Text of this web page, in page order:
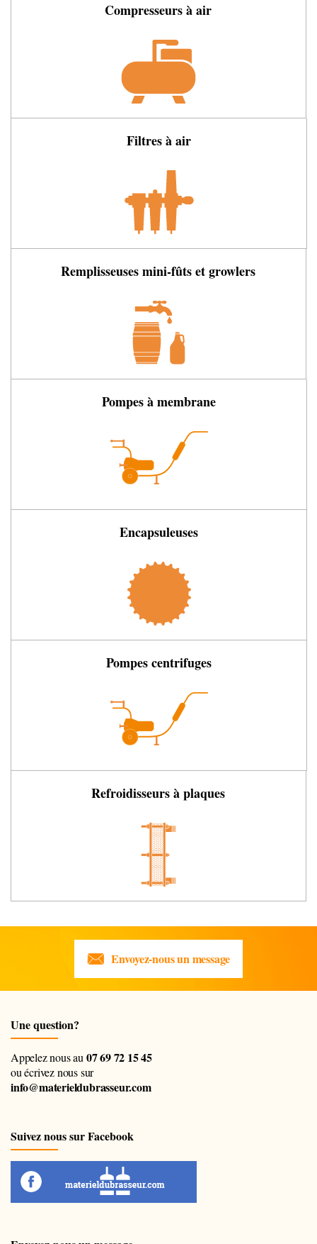
Compresseurs à air
Filtres à air
Remplisseuses mini-fûts et growlers
Pompes à membrane
Encapsuleuses
Pompes centrifuges
Refroidisseurs à plaques
Envoyez-nous un message
Une question?
Appelez nous au 07 69 72 15 45
ou écrivez nous sur
info@materieldubrasseur.com
Suivez nous sur Facebook